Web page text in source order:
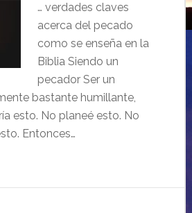
… verdades claves
acerca del pecado
como se enseña en la
Biblia Siendo un
pecador Ser un
bastante humillante,
esto. No planeé esto. No
Entonces…